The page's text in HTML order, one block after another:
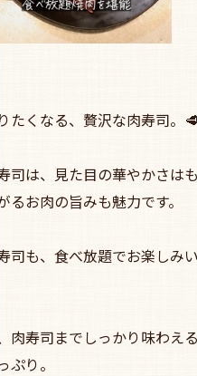
たくなる、贅沢な肉寿司。
司は、見た目の華やかさはも
るお肉の旨みも魅力です。
司も、食べ放題でお楽しみ
肉寿司までしっかり味わえ
り。